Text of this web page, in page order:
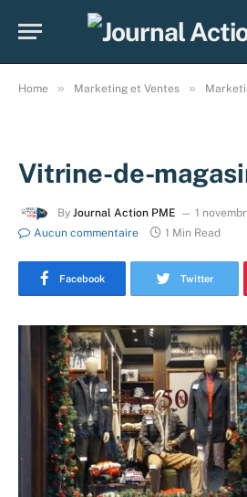
Home » Marketing et Ventes »
Vitrine-de-
By Journal Action PME
1
Aucun commentaire
1 Min Read
Facebook Twitter